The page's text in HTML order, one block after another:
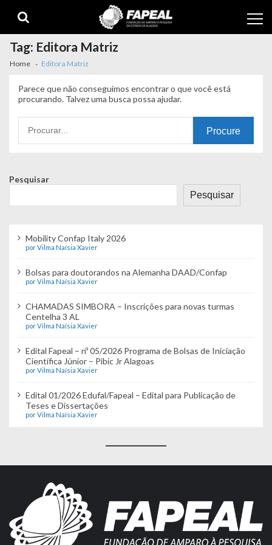
navigation
content
Tag: Editora Matriz
Home Editora Matriz
Parece que não conseguimos encontrar o que você está
procurando. Talvez uma busca possa ajudar.
por:
Pesquisar
Pesquisar
Mobility Confap Italy 2026
por Vilma Naísia Xavier
Bolsas para doutorandos na Alemanha DAAD/Confap
por Vilma Naísia Xavier
CHAMADAS SIMBORA – Inscrições para novas turmas
Centelha 3 AL
por Vilma Naísia Xavier
Edital Fapeal – nº 05/2026 Programa de Bolsas de Iniciação
Científica Júnior – Pibic Jr Alagoas
por Vilma Naísia Xavier
Edital 01/2026 Edufal/Fapeal – Edital para Publicação de
Teses e Dissertações
por Vilma Naísia Xavier